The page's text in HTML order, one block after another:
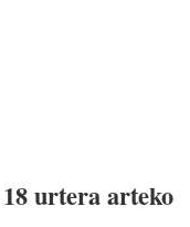
urtera arteko